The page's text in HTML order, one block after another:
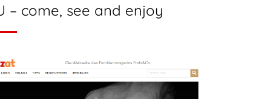
– come, see and enjoy